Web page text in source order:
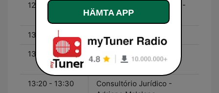
12:30 - 13:00
Informação de Desporto -
Simultâneo Antena 1
13:00 - 13:10 Noticiários RDP África
13:10 - 13:20
Ao meio-dia - Karina
Sofela
13:20 - 13:30
Consultório Jurídico -
HÄMTA APP